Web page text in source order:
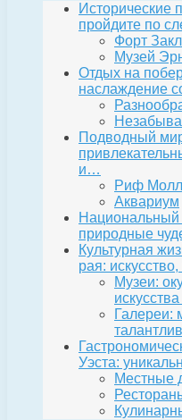
Исторические
пройдите по
Форт
Музей
Отдых на
наслаждение
Подводный
и…
Риф
Аквариум
Национальный
природные
Культурная
рая:
Музеи:
Галереи:
Уэста:
Местные